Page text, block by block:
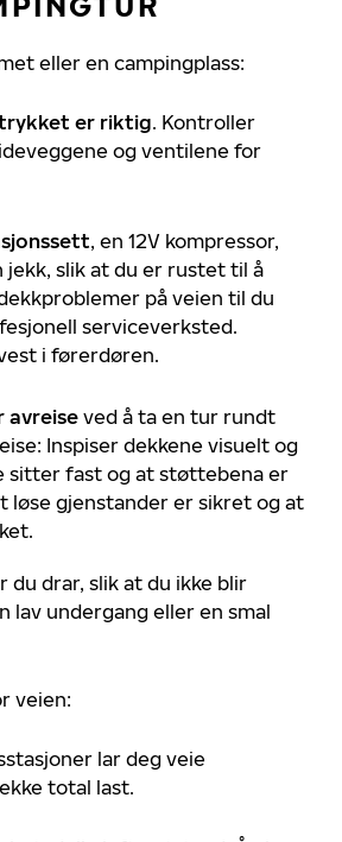
eller en campingplass:
er riktig. Kontroller
og ventilene for
, en 12V kompressor,
jekk, slik at du er rustet til å
på veien til du
serviceverksted.
i førerdøren.
avreise ved å ta en tur rundt
Inspiser dekkene visuelt og
sitter fast og at støttebena er
løse gjenstander er sikret og at
du drar, slik at du ikke blir
lav undergang eller en smal
veien:
lar deg veie
total last.